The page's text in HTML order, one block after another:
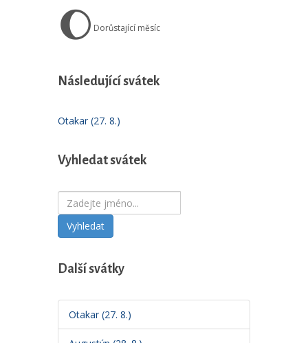
🌔 Dorůstající měsíc
Následující svátek
Otakar (27. 8.)
Vyhledat svátek
Vyhledat
Další svátky
Otakar (27. 8.)